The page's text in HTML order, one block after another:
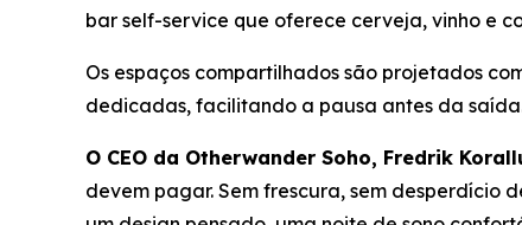
bar self-service que oferece cerveja, vinho e
Os espaços compartilhados são projetados
dedicadas, facilitando a pausa antes da
O CEO da Otherwander Soho, Fredrik
devem pagar. Sem frescura, sem desperdício